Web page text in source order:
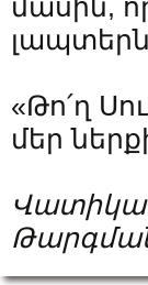
մասին,
«Թո՛ղ
մեր